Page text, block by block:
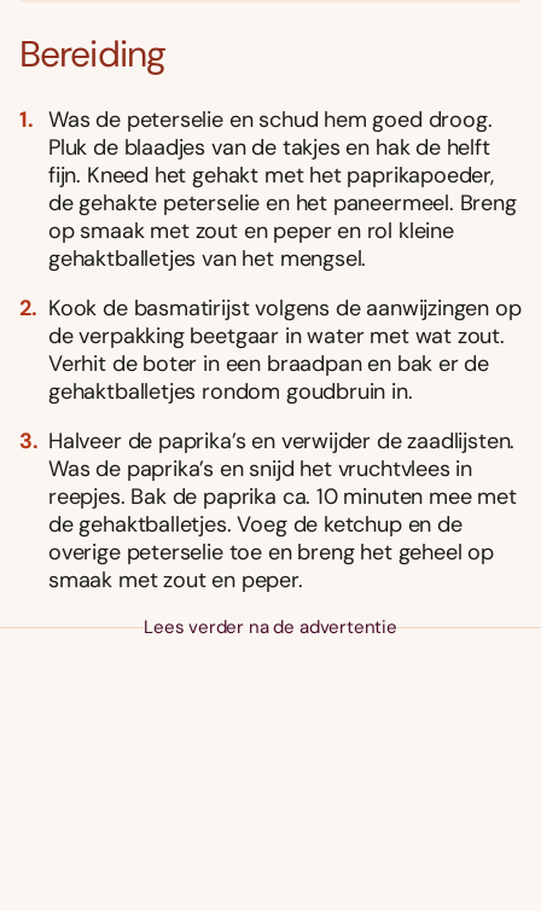
Bereiding
Was de peterselie en schud hem goed droog.
Pluk de blaadjes van de takjes en hak de helft
fijn. Kneed het gehakt met het paprikapoeder,
de gehakte peterselie en het paneermeel. Breng
op smaak met zout en peper en rol kleine
gehaktballetjes van het mengsel.
Kook de basmatirijst volgens de aanwijzingen op
de verpakking beetgaar in water met wat zout.
Verhit de boter in een braadpan en bak er de
gehaktballetjes rondom goudbruin in.
Halveer de paprika’s en verwijder de zaadlijsten.
Was de paprika’s en snijd het vruchtvlees in
reepjes. Bak de paprika ca. 10 minuten mee met
de gehaktballetjes. Voeg de ketchup en de
overige peterselie toe en breng het geheel op
smaak met zout en peper.
Lees verder na de advertentie